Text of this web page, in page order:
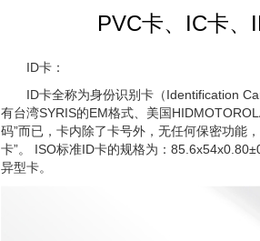
PVC卡、IC卡、
ID卡：
ID卡全称为身份识别卡（Identification
有台湾SYRIS的EM格式、美国
码”而已，卡内除了卡号外，无任何保密功能
卡”。 ISO标准ID卡的规格为：
异型卡。